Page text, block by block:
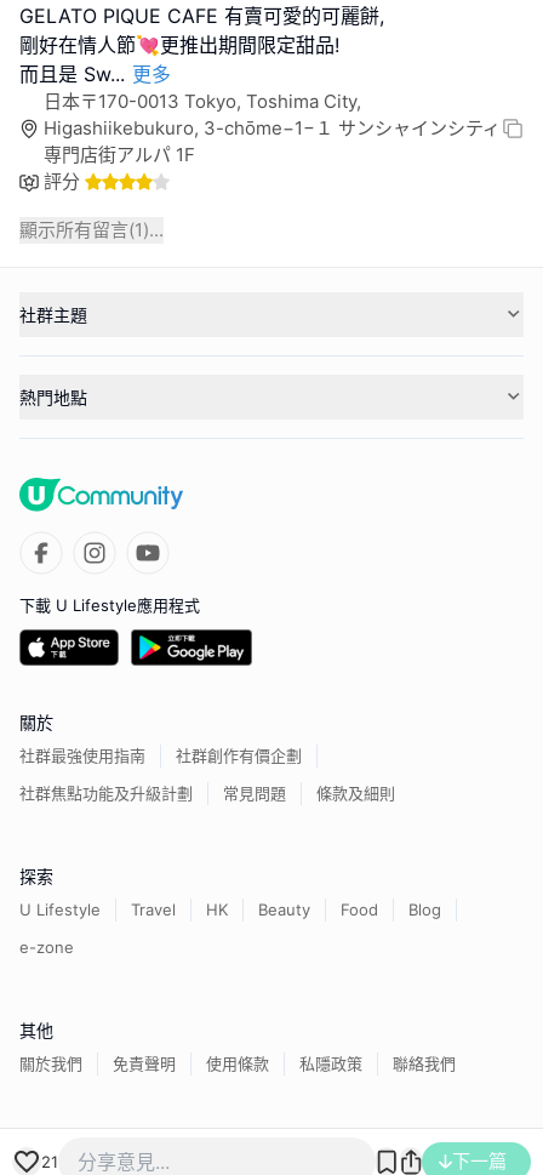
GELATO PIQUE CAFE 有賣可愛的可麗餅,
剛好在情人節💘更推出期間限定甜品!
而且是 Sw... 更多
日本〒170-0013 Tokyo, Toshima City,
Higashiikebukuro, 3-chōme−1−１ サンシャインシティ
専門店街アルパ 1F
評分
顯示所有留言(1)...
21 下一篇
社群主題
熱門地點
下載 U Lifestyle應用程式
關於
社群最強使用指南
社群創作有價企劃
社群焦點功能及升級計劃
常見問題 條款及細則
探索
U Lifestyle Travel HK Beauty Food
Blog
e-zone
其他
關於我們 免責聲明 使用條款 私隱政策 聯絡我們
香港經濟日報版權所有©